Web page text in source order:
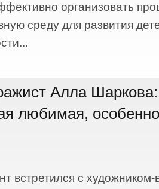
организовать
среду для развития
Алла
любимая,
встретился с